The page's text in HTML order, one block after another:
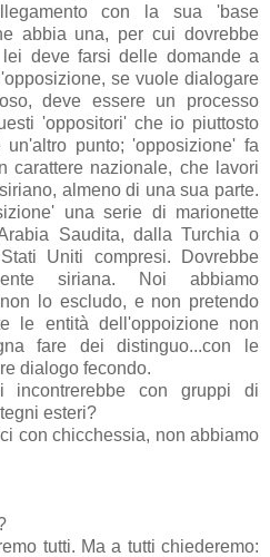
con la sua 'base
abbia una, per cui dovrebbe
deve farsi delle domande a
se vuole dialogare
deve essere un processo
'oppositori' che io piuttosto
punto; 'opposizione' fa
carattere nazionale, che lavori
almeno di una sua parte.
una serie di marionette
Saudita, dalla Turchia o
Uniti compresi. Dovrebbe
siriana. Noi abbiamo
lo escludo, e non pretendo
le entità dell'oppoizione non
fare dei distinguo...con le
dialogo fecondo.
con gruppi di
esteri?
con chicchessia, non abbiamo
tutti. Ma a tutti chiederemo: